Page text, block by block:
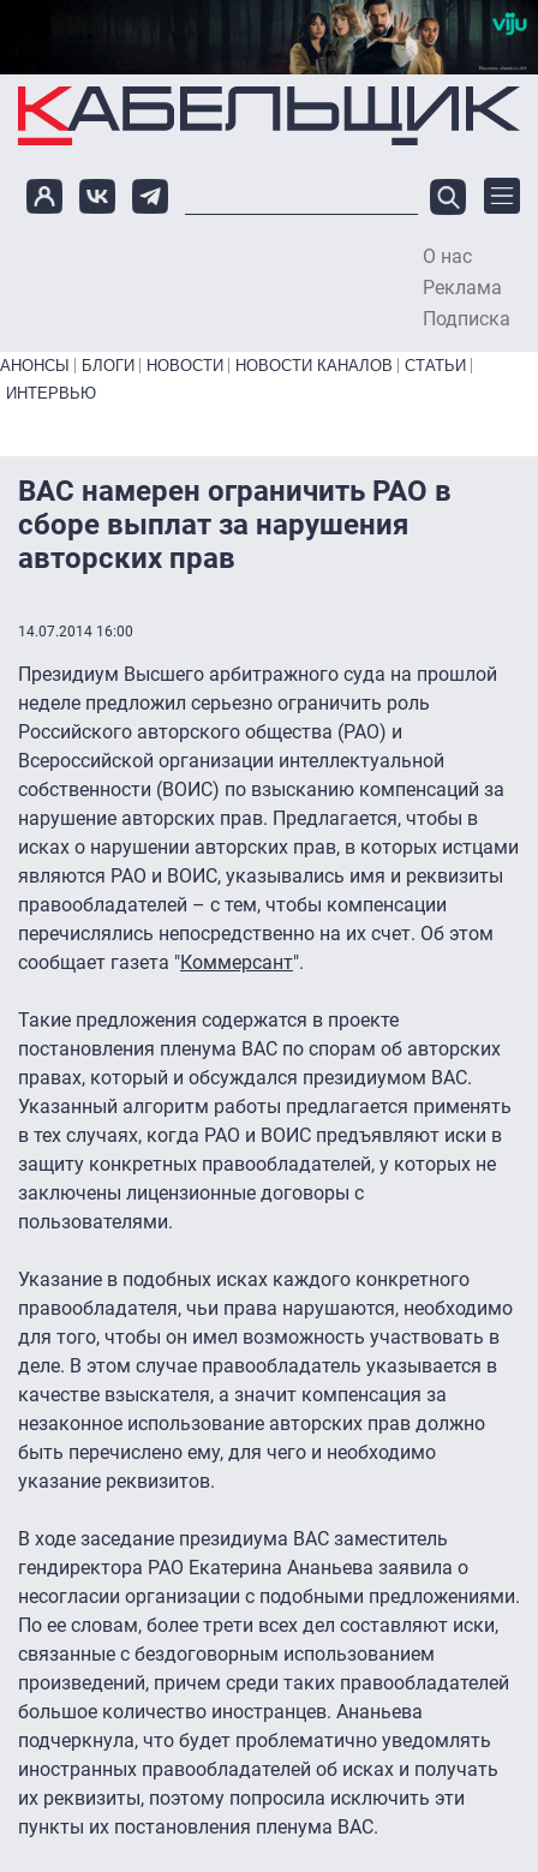
Перейти к основному содержанию
О нас
Реклама
Подписка
Primary links bottom
АНОНСЫ БЛОГИ НОВОСТИ НОВОСТИ КАНАЛОВ
СТАТЬИ
ИНТЕРВЬЮ
ВАС намерен ограничить РАО в
сборе выплат за нарушения
авторских прав
14.07.2014 16:00
Президиум Высшего арбитражного суда на прошлой
неделе предложил серьезно ограничить роль
Российского авторского общества (РАО) и
Всероссийской организации интеллектуальной
собственности (ВОИС) по взысканию компенсаций за
нарушение авторских прав. Предлагается, чтобы в
исках о нарушении авторских прав, в которых истцами
являются РАО и ВОИС, указывались имя и реквизиты
правообладателей – с тем, чтобы компенсации
перечислялись непосредственно на их счет. Об этом
сообщает газета "Коммерсант".
Такие предложения содержатся в проекте
постановления пленума ВАС по спорам об авторских
правах, который и обсуждался президиумом ВАС.
Указанный алгоритм работы предлагается применять
в тех случаях, когда РАО и ВОИС предъявляют иски в
защиту конкретных правообладателей, у которых не
заключены лицензионные договоры с
пользователями.
Указание в подобных исках каждого конкретного
правообладателя, чьи права нарушаются, необходимо
для того, чтобы он имел возможность участвовать в
деле. В этом случае правообладатель указывается в
качестве взыскателя, а значит компенсация за
незаконное использование авторских прав должно
быть перечислено ему, для чего и необходимо
указание реквизитов.
В ходе заседание президиума ВАС заместитель
гендиректора РАО Екатерина Ананьева заявила о
несогласии организации с подобными предложениями.
По ее словам, более трети всех дел составляют иски,
связанные с бездоговорным использованием
произведений, причем среди таких правообладателей
большое количество иностранцев. Ананьева
подчеркнула, что будет проблематично уведомлять
иностранных правообладателей об исках и получать
их реквизиты, поэтому попросила исключить эти
пункты их постановления пленума ВАС.